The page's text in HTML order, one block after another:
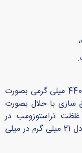
آریوتراست در ویال های 150 میلی گرمی و 440 میلی گرمی بصورت
سازی با حلال بصورت
تراستوزومب در
محلول حاصل پس از رقیق سازی تقریباً معادل 21 میلی گرم در میلی